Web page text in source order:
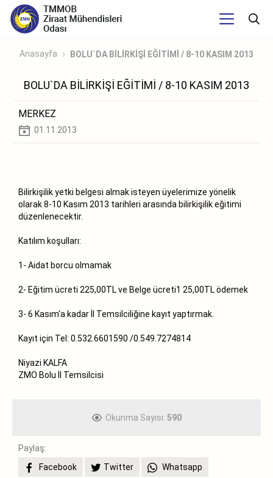
Anasayfa BOLU`DA BİLİRKİŞİ EĞİTİMİ / 8-10 KASIM 2013
BOLU`DA BİLİRKİŞİ EĞİTİMİ / 8-10 KASIM 2013
MERKEZ
01.11.2013
Bilirkişilik yetki belgesi almak isteyen üyelerimize yönelik
olarak 8-10 Kasım 2013 tarihleri arasında bilirkişilik eğitimi
düzenlenecektir.
Katılım koşulları:
1- Aidat borcu olmamak
2- Eğitim ücreti 225,00TL ve Belge ücreti1 25,00TL ödemek
3- 6 Kasım‘a kadar İl Temsilciliğine kayıt yaptırmak.
Kayıt için Tel: 0.532.6601590 /0.549.7274814
Niyazi KALFA
ZMO Bolu İl Temsilcisi
Okunma Sayısı: 590
Paylaş:
Facebook
Twitter Whatsapp